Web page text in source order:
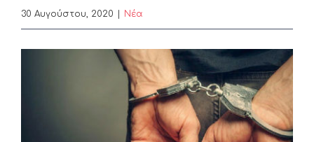
30 Αυγούστου, 2020 Nέα